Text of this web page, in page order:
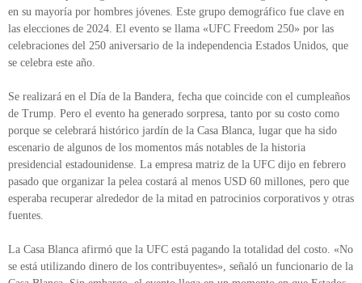
en su mayoría por hombres jóvenes. Este grupo demográfico fue clave en
las elecciones de 2024. El evento se llama «UFC Freedom 250» por las
celebraciones del 250 aniversario de la independencia Estados Unidos, que
se celebra este año.
Se realizará en el Día de la Bandera, fecha que coincide con el cumpleaños
de Trump. Pero el evento ha generado sorpresa, tanto por su costo como
porque se celebrará histórico jardín de la Casa Blanca, lugar que ha sido
escenario de algunos de los momentos más notables de la historia
presidencial estadounidense. La empresa matriz de la UFC dijo en febrero
pasado que organizar la pelea costará al menos USD 60 millones, pero que
esperaba recuperar alrededor de la mitad en patrocinios corporativos y otras
fuentes.
La Casa Blanca afirmó que la UFC está pagando la totalidad del costo. «No
se está utilizando dinero de los contribuyentes», señaló un funcionario de la